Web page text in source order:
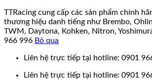
TTRacing cung cấp các sản phẩm chính
thương hiệu danh tiếng như Brembo,
TWM, Daytona, Kohken, Nitron,
966 996 Bỏ qua
Liên hệ trực tiếp tại hotline: 0901
Liên hệ trực tiếp tại hotline: 0901